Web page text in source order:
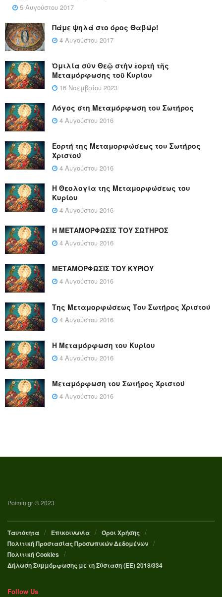
5 Αυγούστου 2017
Πάμε ψηλά στο όρος Θαβώρ!
4 Αυγούστου 2017
Ὁμιλία σὺν Θεῷ στὴν ἑορτὴ τῆς
Μεταμόρφωσης τοῦ Κυρίου
16 Νοεμβρίου 2023
Λόγος στη Μεταμόρφωση του Σωτήρος
4 Αυγούστου 2016
Εορτή της Μεταμορφώσεως του Σωτήρος
Χριστού
4 Αυγούστου 2016
Η Θεολογία της Μεταμορφώσεως του
Κυρίου
4 Αυγούστου 2016
Η ΜΕΤΑΜΟΡΦΩΣΙΣ ΤΟΥ ΣΩΤΗΡΟΣ
4 Αυγούστου 2016
ΜΕΤΑΜΟΡΦΩΣΙΣ ΤΟΥ ΚΥΡΙΟΥ
4 Αυγούστου 2016
Της Μεταμορφώσεως Του Σωτήρος Χριστού
4 Αυγούστου 2016
Η Μεταμόρφωση του Κυρίου
4 Αυγούστου 2016
Μεταμόρφωση του Σωτήρος Χριστού
4 Αυγούστου 2016
Poimin.gr © 2023
Ταυτότητα Επικοινωνία
Όροι Χρήσης
Πολιτική Προστασίας Προσωπικών Δεδομένων
Πολιτική Cookies
Δήλωση Συμμόρφωσης με τη Σύσταση (ΕΕ) 2018/334
Follow Us